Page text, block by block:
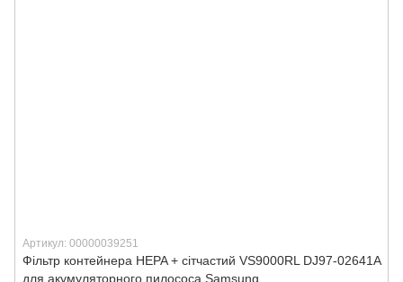
Артикул: 00000039251
Фільтр контейнера HEPA + сітчастий VS9000RL DJ97-02641A
для акумуляторного пилососа Samsung